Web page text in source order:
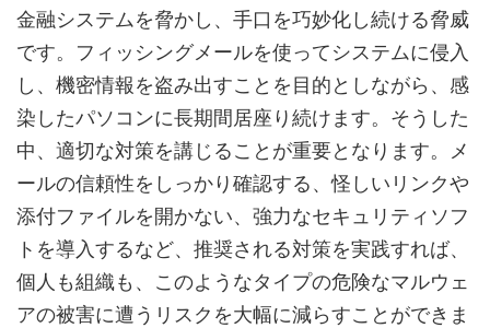
金融システムを脅かし、手口を巧妙化し続ける脅威
です。フィッシングメールを使ってシステムに侵入
し、機密情報を盗み出すことを目的としながら、感
染したパソコンに長期間居座り続けます。そうした
中、適切な対策を講じることが重要となります。メ
ールの信頼性をしっかり確認する、怪しいリンクや
添付ファイルを開かない、強力なセキュリティソフ
トを導入するなど、推奨される対策を実践すれば、
個人も組織も、このようなタイプの危険なマルウェ
アの被害に遭うリスクを大幅に減らすことができま